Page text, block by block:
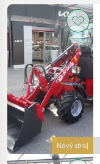
Nový stroj